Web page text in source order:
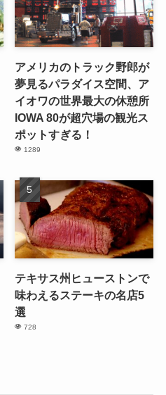
アメリカのトラック野郎が
夢見るパラダイス空間、ア
イオワの世界最大の休憩所
IOWA 80が超穴場の観光ス
ポットすぎる！
1289
テキサス州ヒューストンで
味わえるステーキの名店5
選
728